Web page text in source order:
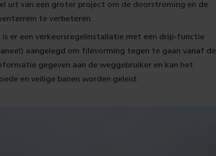
uit van een groter project om de doorstroming en de
te verbeteren.
er een verkeersregelinstallatie met een drip-functie
aangelegd om filevorming tegen te gaan vanaf de
gegeven aan de weggebruiker en kan het
en veilige banen worden geleid.